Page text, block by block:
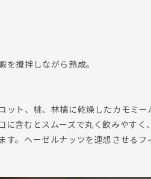
を攪拌しながら熟成。
ット、桃、林檎に乾燥したカモミ
に含むとスムーズで丸く飲みやす
す。ヘーゼルナッツを連想させるフ